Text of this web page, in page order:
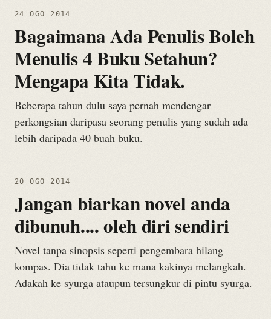
24 OGO 2014
Bagaimana Ada Penulis Boleh
Menulis 4 Buku Setahun?
Mengapa Kita Tidak.
Beberapa tahun dulu saya pernah mendengar
perkongsian daripasa seorang penulis yang sudah ada
lebih daripada 40 buah buku.
20 OGO 2014
Jangan biarkan novel anda
dibunuh.... oleh diri sendiri
Novel tanpa sinopsis seperti pengembara hilang
kompas. Dia tidak tahu ke mana kakinya melangkah.
Adakah ke syurga ataupun tersungkur di pintu syurga.